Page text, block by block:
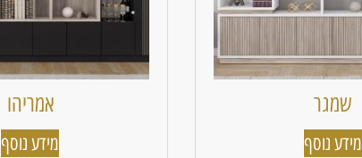
שמגר
מידע נוסף
אמריהו
מידע נוסף